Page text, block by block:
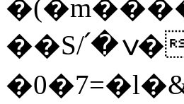
��S/՛�ݍ���]/�o^�_�hUU1k^ɀ9��C�=騯